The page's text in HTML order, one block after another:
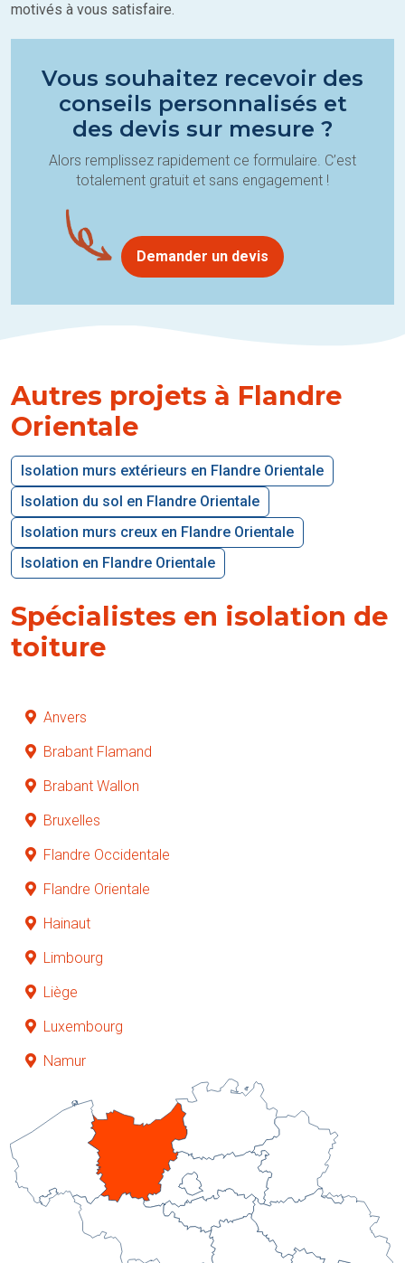
motivés à vous satisfaire.
Vous souhaitez recevoir des
conseils personnalisés et
des devis sur mesure ?
Alors remplissez rapidement ce formulaire. C’est
totalement gratuit et sans engagement !
Demander un devis
Autres projets à Flandre
Orientale
Isolation murs extérieurs en Flandre Orientale
Isolation du sol en Flandre Orientale
Isolation murs creux en Flandre Orientale
Isolation en Flandre Orientale
Spécialistes en isolation de
toiture
Anvers
Brabant Flamand
Brabant Wallon
Bruxelles
Flandre Occidentale
Flandre Orientale
Hainaut
Limbourg
Liège
Luxembourg
Namur